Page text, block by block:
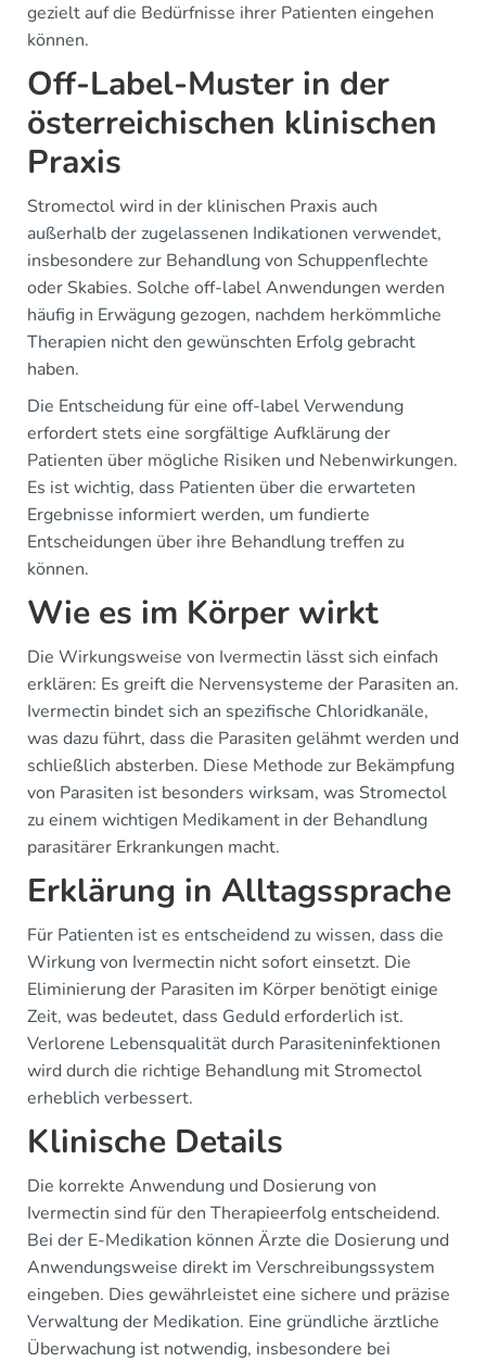
gezielt auf die Bedürfnisse ihrer Patienten eingehen
können.
Off-Label-Muster in der
österreichischen klinischen
Praxis
Stromectol wird in der klinischen Praxis auch
außerhalb der zugelassenen Indikationen verwendet,
insbesondere zur Behandlung von Schuppenflechte
oder Skabies. Solche off-label Anwendungen werden
häufig in Erwägung gezogen, nachdem herkömmliche
Therapien nicht den gewünschten Erfolg gebracht
haben.
Die Entscheidung für eine off-label Verwendung
erfordert stets eine sorgfältige Aufklärung der
Patienten über mögliche Risiken und Nebenwirkungen.
Es ist wichtig, dass Patienten über die erwarteten
Ergebnisse informiert werden, um fundierte
Entscheidungen über ihre Behandlung treffen zu
können.
Wie es im Körper wirkt
Die Wirkungsweise von Ivermectin lässt sich einfach
erklären: Es greift die Nervensysteme der Parasiten an.
Ivermectin bindet sich an spezifische Chloridkanäle,
was dazu führt, dass die Parasiten gelähmt werden und
schließlich absterben. Diese Methode zur Bekämpfung
von Parasiten ist besonders wirksam, was Stromectol
zu einem wichtigen Medikament in der Behandlung
parasitärer Erkrankungen macht.
Erklärung in Alltagssprache
Für Patienten ist es entscheidend zu wissen, dass die
Wirkung von Ivermectin nicht sofort einsetzt. Die
Eliminierung der Parasiten im Körper benötigt einige
Zeit, was bedeutet, dass Geduld erforderlich ist.
Verlorene Lebensqualität durch Parasiteninfektionen
wird durch die richtige Behandlung mit Stromectol
erheblich verbessert.
Klinische Details
Die korrekte Anwendung und Dosierung von
Ivermectin sind für den Therapieerfolg entscheidend.
Bei der E-Medikation können Ärzte die Dosierung und
Anwendungsweise direkt im Verschreibungssystem
eingeben. Dies gewährleistet eine sichere und präzise
Verwaltung der Medikation. Eine gründliche ärztliche
Überwachung ist notwendig, insbesondere bei